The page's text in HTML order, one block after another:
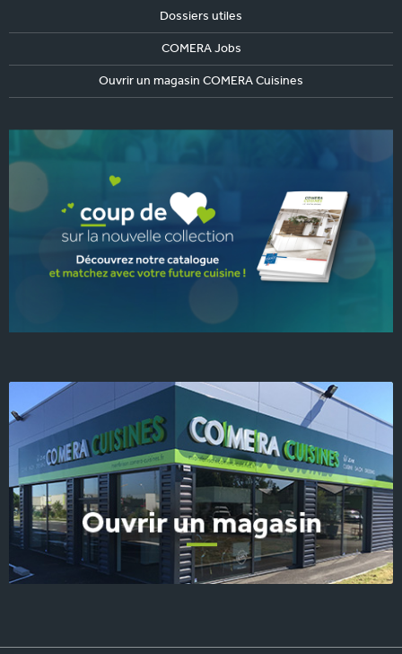
Dossiers utiles
COMERA Jobs
Ouvrir un magasin COMERA Cuisines